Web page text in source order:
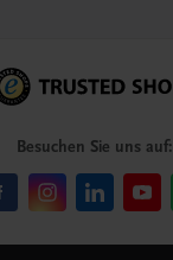
Besuchen Sie uns auf: